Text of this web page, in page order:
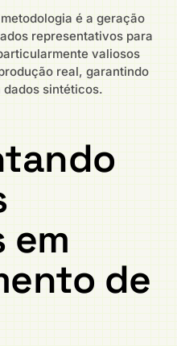
é a geração
representativos para
valiosos
real, garantindo
sintéticos.
em
de